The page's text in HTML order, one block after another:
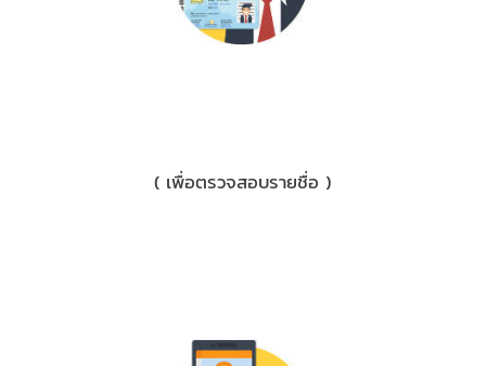
( เพื่อตรวจสอบรายชื่อ )